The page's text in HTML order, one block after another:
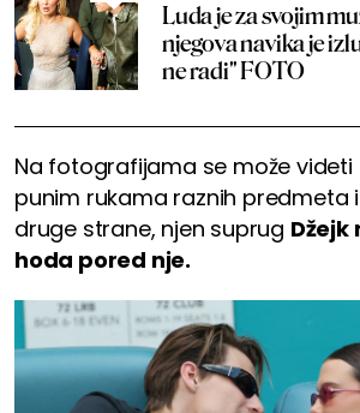
Luda je za svojim
njegova navika je
ne radi" FOTO
Na fotografijama se može videti
punim rukama raznih predmeta
druge strane, njen suprug
hoda pored nje.